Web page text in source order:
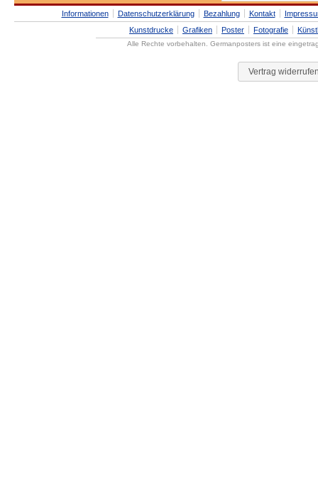
Informationen Datenschutzerklärung Bezahlung Kontakt
Kunstdrucke
Grafiken Poster Fotografie
Alle Rechte vorbehalten. Germanposters ist eine
Vertrag